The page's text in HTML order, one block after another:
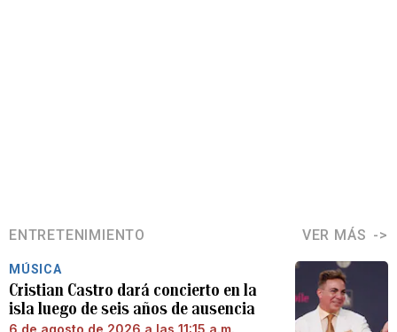
ENTRETENIMIENTO VER MÁS
MÚSICA
Cristian Castro dará concierto en la
isla luego de seis años de ausencia